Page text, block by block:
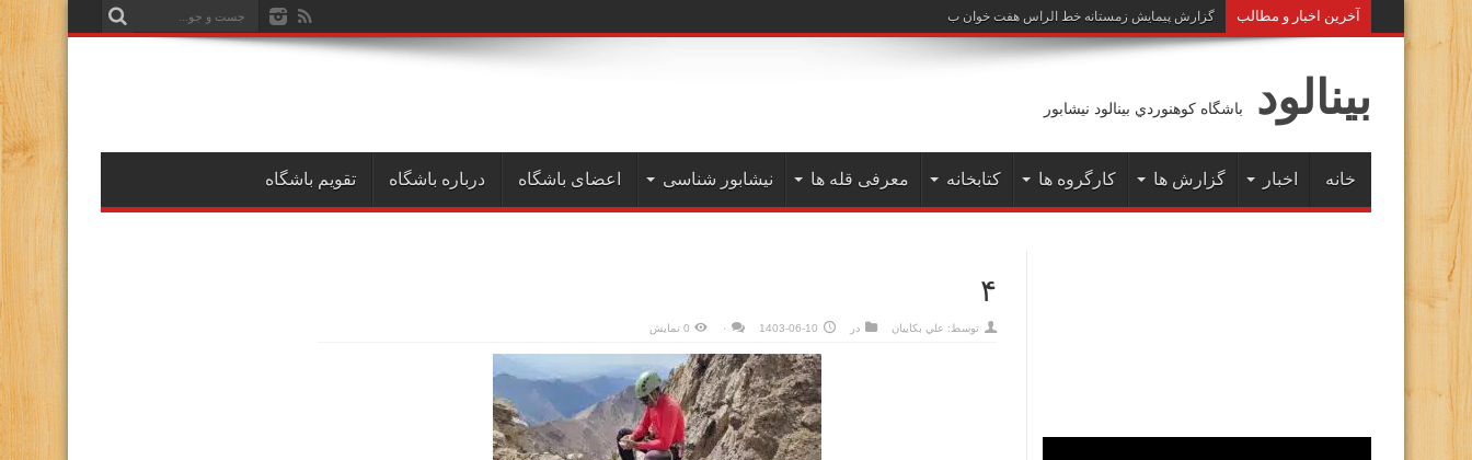
آخرين اخبار و مطالب گزارش پیمایش زمستانه خط الراس هفت خوان به علم کوه( دیماه ۱۴۰۲)
بينالود باشگاه كوهنوردي بينالود نيشابور
خانه اخبار گزارش ها کارگروه ها کتابخانه معرفی قله ها نیشابور شناسی اعضای باشگاه درباره باشگاه تقویم باشگاه
۴
توسط: علي بكاييان در 1403-06-10 ۰ 0 نمایش